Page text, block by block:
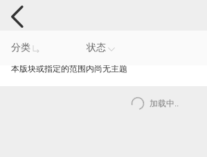
手机反馈
分类 状态
本版块或指定的范围内尚无主题
加载中..